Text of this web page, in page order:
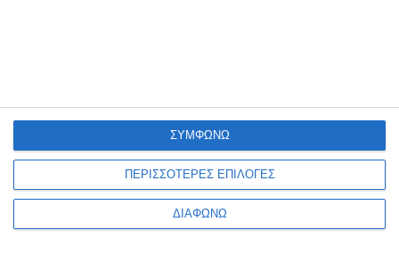
ΠΕΡΙΣΣΟΤΕΡΕΣ ΕΠΙΛΟΓΕΣ
ΔΙΑΦΩΝΩ
ΣΥΜΦΩΝΩ
VIRTUAL TOUR